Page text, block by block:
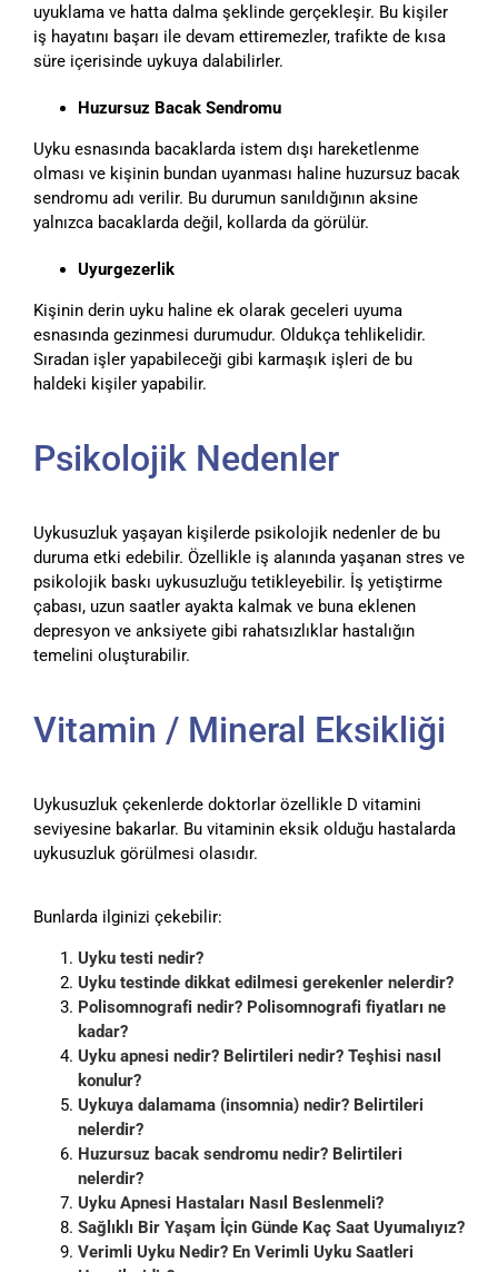
uyuklama ve hatta dalma şeklinde gerçekleşir. Bu kişiler
iş hayatını başarı ile devam ettiremezler, trafikte de kısa
süre içerisinde uykuya dalabilirler.
Huzursuz Bacak Sendromu
Uyku esnasında bacaklarda istem dışı hareketlenme
olması ve kişinin bundan uyanması haline huzursuz bacak
sendromu adı verilir. Bu durumun sanıldığının aksine
yalnızca bacaklarda değil, kollarda da görülür.
Uyurgezerlik
Kişinin derin uyku haline ek olarak geceleri uyuma
esnasında gezinmesi durumudur. Oldukça tehlikelidir.
Sıradan işler yapabileceği gibi karmaşık işleri de bu
haldeki kişiler yapabilir.
Psikolojik Nedenler
Uykusuzluk yaşayan kişilerde psikolojik nedenler de bu
duruma etki edebilir. Özellikle iş alanında yaşanan stres ve
psikolojik baskı uykusuzluğu tetikleyebilir. İş yetiştirme
çabası, uzun saatler ayakta kalmak ve buna eklenen
depresyon ve anksiyete gibi rahatsızlıklar hastalığın
temelini oluşturabilir.
Vitamin / Mineral Eksikliği
Uykusuzluk çekenlerde doktorlar özellikle D vitamini
seviyesine bakarlar. Bu vitaminin eksik olduğu hastalarda
uykusuzluk görülmesi olasıdır.
Bunlarda ilginizi çekebilir:
Uyku testi nedir?
Uyku testinde dikkat edilmesi gerekenler nelerdir?
Polisomnografi nedir? Polisomnografi fiyatları ne
kadar?
Uyku apnesi nedir? Belirtileri nedir? Teşhisi nasıl
konulur?
Uykuya dalamama (insomnia) nedir? Belirtileri
nelerdir?
Huzursuz bacak sendromu nedir? Belirtileri
nelerdir?
Uyku Apnesi Hastaları Nasıl Beslenmeli?
Sağlıklı Bir Yaşam İçin Günde Kaç Saat Uyumalıyız?
Verimli Uyku Nedir? En Verimli Uyku Saatleri